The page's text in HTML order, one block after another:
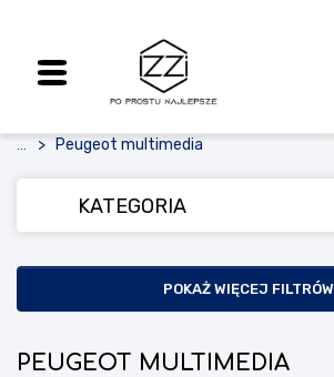
Peugeot multimedia
KATEGORIA
POKAŻ WIĘCEJ FILTRÓW
PEUGEOT MULTIMEDIA